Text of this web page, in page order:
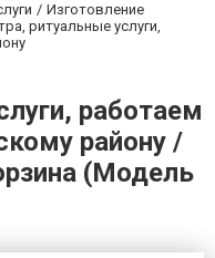
Изготовление
ритуальные услуги,
работаем
району /
(Модель